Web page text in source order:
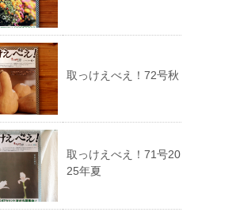
取っけえべえ！72号秋
取っけえべえ！71号20
25年夏